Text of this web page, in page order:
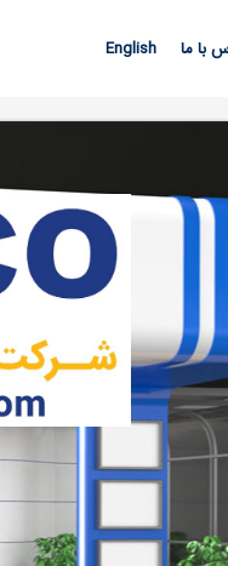
با ما English